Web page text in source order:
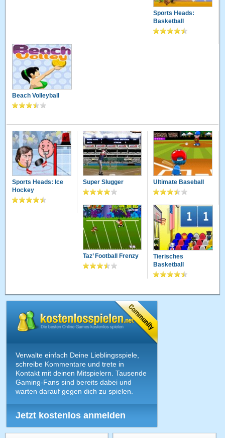
Sports Heads:
Basketball
Beach Volleyball
Sports Heads: Ice
Hockey
Super Slugger Ultimate Baseball
Taz’ Football Frenzy
Tierisches
Basketball
Verwalte einfach Deine Lieblingsspiele,
schreibe Kommentare und trete in
Kontakt mit deinen Mitspielern. Tausende
Gaming-Fans sind bereits dabei und
warten darauf gegen dich zu spielen.
Jetzt kostenlos anmelden